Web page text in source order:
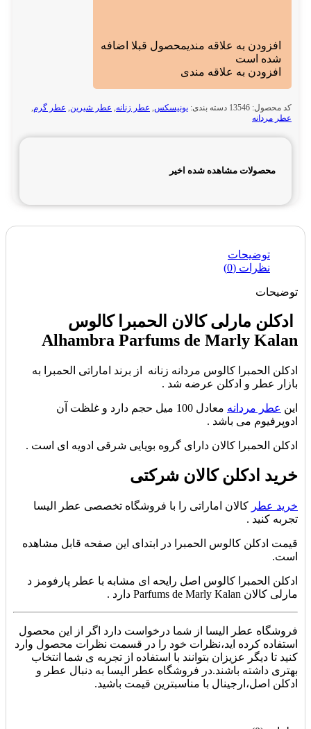
افزودن به علاقه مندیمحصول قبلا اضافه
شده است
افزودن به علاقه مندی
کد محصول: 13546 دسته بندی: یونیسکس, عطر زنانه, عطر شیرین, عطر گرم,
عطر مردانه
محصولات مشاهده شده اخیر
توضیحات
نظرات (0)
توضیحات
ادکلن مارلی کالان الحمبرا کالوس
Alhambra Parfums de Marly Kalan
ادکلن الحمبرا کالوس مردانه زنانه از برند اماراتی الحمبرا به
بازار عطر و ادکلن عرضه شد .
این عطر مردانه
معادل 100 میل حجم دارد و غلظت آن
ادوپرفیوم می باشد .
ادکلن الحمبرا کالان دارای گروه بویایی شرقی ادویه ای است .
خرید ادکلن کالان شرکتی
خرید عطر کالان اماراتی را با فروشگاه تخصصی عطر الیسا
تجربه کنید .
قیمت ادکلن کالوس الحمبرا در ابتدای این صفحه قابل مشاهده
است.
ادکلن الحمبرا کالوس اصل رایحه ای مشابه با عطر پارفومز د
مارلی کالان Parfums de Marly Kalan دارد .
فروشگاه عطر الیسا از شما درخواست دارد اگر از این محصول
استفاده کرده اید،نظرات خود را در قسمت نظرات محصول وارد
کنید تا دیگر عزیزان بتوانند با استفاده از تجربه ی شما انتخاب
بهتری داشته باشند.در فروشگاه عطر الیسا به دنبال عطر و
ادکلن اصل،ارجینال با مناسبترین قیمت باشید.